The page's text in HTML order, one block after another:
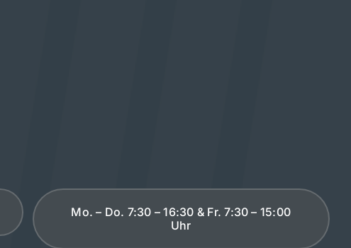
Mo. – Do. 7:30 – 16:30 & Fr. 7:30 – 15:00
Uhr